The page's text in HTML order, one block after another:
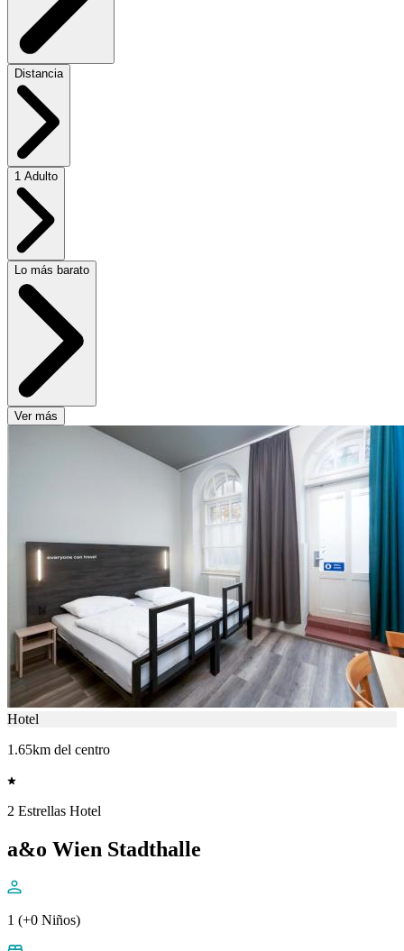
Distancia
1 Adulto
Lo más barato
Ver más
Hotel
1.65km del centro
2 Estrellas Hotel
a&o Wien Stadthalle
1 (+0 Niños)